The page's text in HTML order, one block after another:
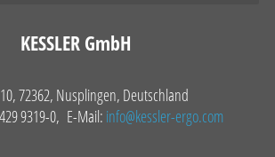
KESSLER GmbH
72362, Nusplingen, Deutschland
9319-0, E-Mail: info@kessler-ergo.com